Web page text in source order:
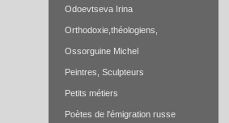
Odoevtseva Irina
Orthodoxie,théologiens,
Ossorguine Michel
Peintres, Sculpteurs
Petits métiers
Poètes de l'émigration russe